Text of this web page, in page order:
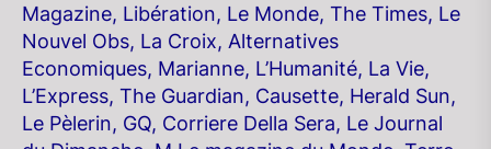
Magazine, Libération, Le Monde, The Times, Le
Nouvel Obs, La Croix, Alternatives
Economiques, Marianne, L’Humanité, La Vie,
L’Express, The Guardian, Causette, Herald Sun,
Le Pèlerin, GQ, Corriere Della Sera, Le Journal